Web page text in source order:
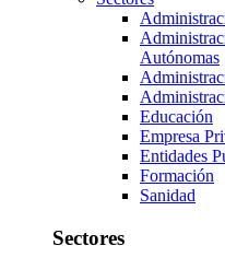
Autónomas
Educación
Empresa
Entidades
Formación
Sanidad
Sectores